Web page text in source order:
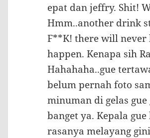
epat dan jeffry. Shit!
Hmm..another drink
F**K! there will never
happen. Kenapa sih
Hahahaha..gue
belum pernah foto
minuman di gelas
banget ya. Kepala
rasanya melayang